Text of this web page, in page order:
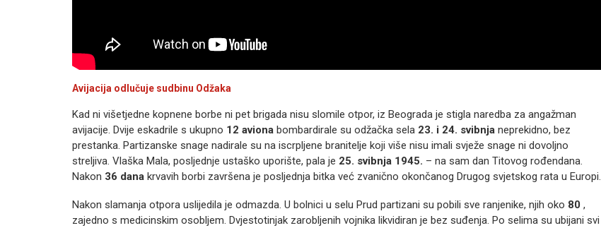
Avijacija odlučuje sudbinu Odžaka
Kad ni višetjedne kopnene borbe ni pet brigada nisu slomile otpor, iz Beograda je stigla naredba za angažman
avijacije. Dvije eskadrile s ukupno 12 aviona bombardirale su odžačka sela 23. i 24. svibnja neprekidno, bez
prestanka. Partizanske snage nadirale su na iscrpljene branitelje koji više nisu imali svježe snage ni dovoljno
streljiva. Vlaška Mala, posljednje ustaško uporište, pala je 25. svibnja 1945. – na sam dan Titovog rođendana.
Nakon 36 dana krvavih borbi završena je posljednja bitka već zvanično okončanog Drugog svjetskog rata u Europi.
Nakon slamanja otpora uslijedila je odmazda. U bolnici u selu Prud partizani su pobili sve ranjenike, njih oko 80 ,
zajedno s medicinskim osobljem. Dvjestotinjak zarobljenih vojnika likvidiran je bez suđenja. Po selima su ubijani svi